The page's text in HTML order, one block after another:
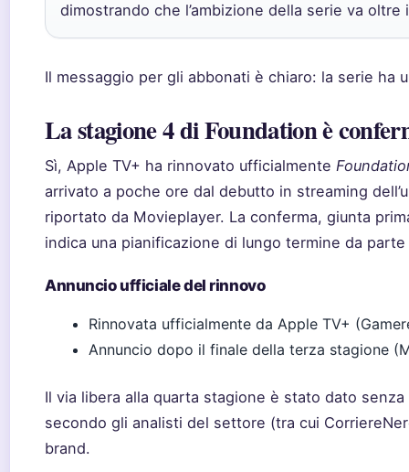
dimostrando che l’ambizione della serie va
Il messaggio per gli abbonati è chiaro: la serie ha
La stagione 4 di Foundation è
Sì, Apple TV+ ha rinnovato ufficialmente
arrivato a poche ore dal debutto in streaming
riportato da Movieplayer. La conferma, giunta
indica una pianificazione di lungo termine da
Annuncio ufficiale del rinnovo
Rinnovata ufficialmente da Apple TV+
Annuncio dopo il finale della terza stagione
Il via libera alla quarta stagione è stato dato
secondo gli analisti del settore (tra cui
brand.